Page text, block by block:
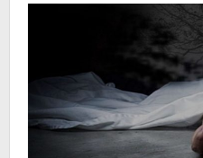
Sungai
Telaga
Waja